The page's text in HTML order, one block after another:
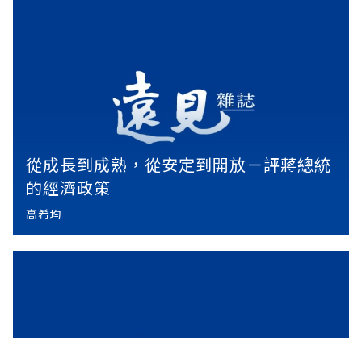
從成長到成熟，從安定到開放－評蔣總統
的經濟政策
高希均